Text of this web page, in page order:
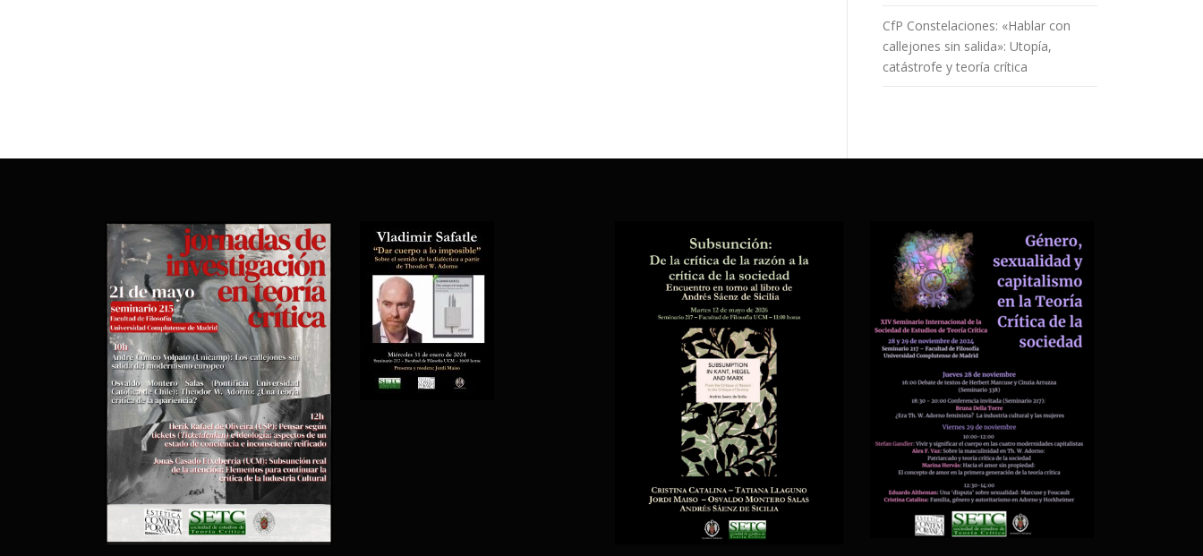
CfP Constelaciones: «Hablar con
callejones sin salida»: Utopía,
catástrofe y teoría crítica